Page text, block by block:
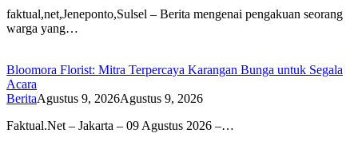
faktual,net,Jeneponto,Sulsel – Berita mengenai pengakuan seorang
warga yang…
Bloomora Florist: Mitra Terpercaya Karangan Bunga untuk Segala
Acara
BeritaAgustus 9, 2026Agustus 9, 2026
Faktual.Net – Jakarta – 09 Agustus 2026 –…